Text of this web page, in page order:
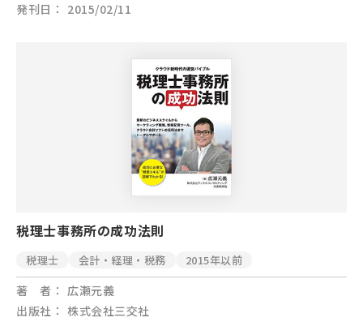
発刊日
2015/02/11
税理士事務所の成功法則
税理士 会計・経理・税務 2015年以前
著 者
広瀬元義
出版社
株式会社三交社